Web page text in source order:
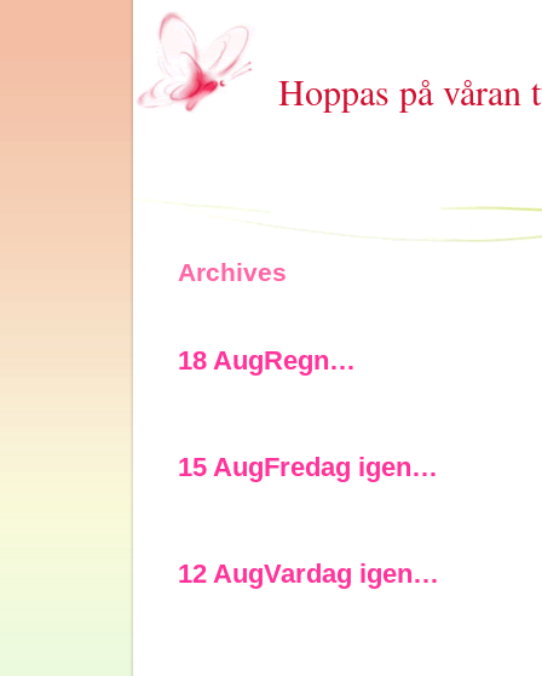
Hoppas på våran
Archives
18 AugRegn…
15 AugFredag igen…
12 AugVardag igen…